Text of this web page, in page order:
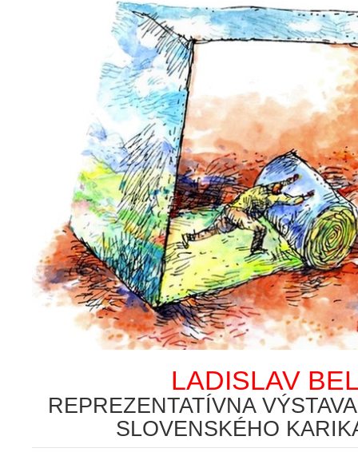
LADISLAV
REPREZENTATÍVNA
SLOVENSKÉHO